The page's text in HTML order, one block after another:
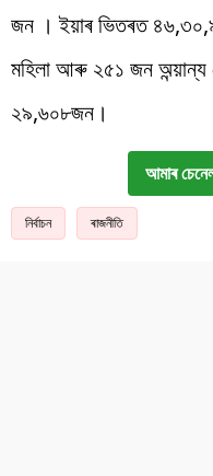
জন । ইয়াৰ ভিতৰত
মহিলা আৰু ২৫১ জন অন্য়ান্য
২৯,৬০৮জন।
আমাৰ
নিৰ্বাচন ৰাজনীতি